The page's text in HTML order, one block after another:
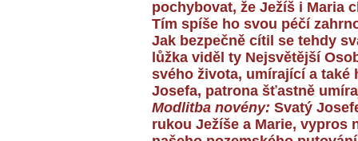
pochybovat, že Ježíš i Maria
Tím spíše ho svou péčí
Jak bezpečně cítil se tehdy
lůžka viděl ty Nejsvětější
svého života, umírající a
Josefa, patrona šťastně
Modlitba novény: Svatý
rukou Ježíše a Marie, vypros